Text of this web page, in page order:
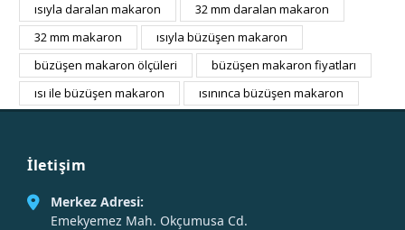
ısıyla daralan makaron
32 mm daralan makaron
32 mm makaron
ısıyla büzüşen makaron
büzüşen makaron ölçüleri
büzüşen makaron fiyatları
ısı ile büzüşen makaron
ısınınca büzüşen makaron
İletişim
Merkez Adresi:
Emekyemez Mah. Okçumusa Cd.